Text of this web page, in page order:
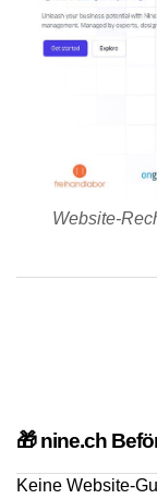
Website-
🎁 nine.ch
Keine Website-